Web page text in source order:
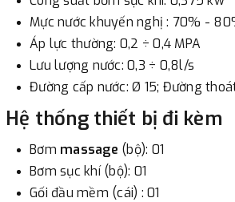
Chúng tôi sẽ thu tiền trước 100% giá
chuyển theo cước phí tính trong chính
bằng phương thức chuyển khoản trước
- Sau khi có thông tin xác thực đã
khách, chúng tôi sẽ thực hiện đơn
Mực nước khuyến nghị : 70% -
Áp lực thường: 0,2 ÷ 0,4 MPA
Lưu lượng nước: 0,3 ÷ 0,8l/s
Đường cấp nước: Ø 15; Đường
Hệ thống thiết bị đi kèm
Bơm massage (bộ): 01
Bơm sục khí (bộ): 01
Gối đầu mềm (cái) : 01